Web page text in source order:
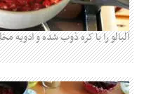
آلبالو را با کره ذوب شده و ادویه